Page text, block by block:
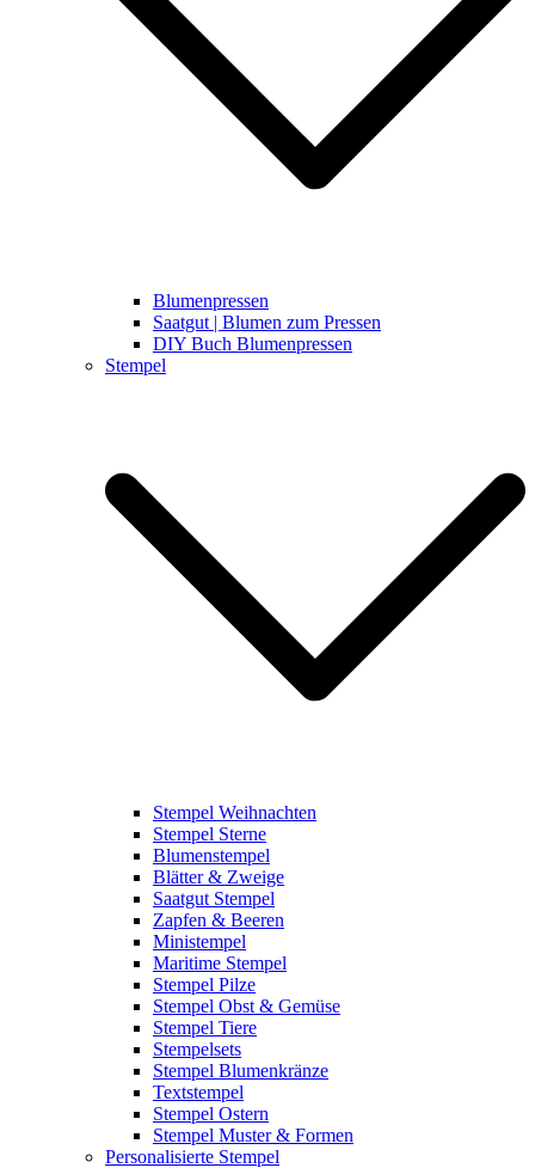
Blumenpressen
Saatgut | Blumen zum Pressen
DIY Buch Blumenpressen
Stempel
Stempel Weihnachten
Stempel Sterne
Blumenstempel
Blätter & Zweige
Saatgut Stempel
Zapfen & Beeren
Ministempel
Maritime Stempel
Stempel Pilze
Stempel Obst & Gemüse
Stempel Tiere
Stempelsets
Stempel Blumenkränze
Textstempel
Stempel Ostern
Stempel Muster & Formen
Personalisierte Stempel